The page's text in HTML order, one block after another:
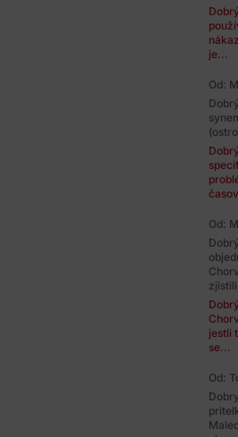
je...
Od:
Od:
zjistili
jestli
se...
Od: